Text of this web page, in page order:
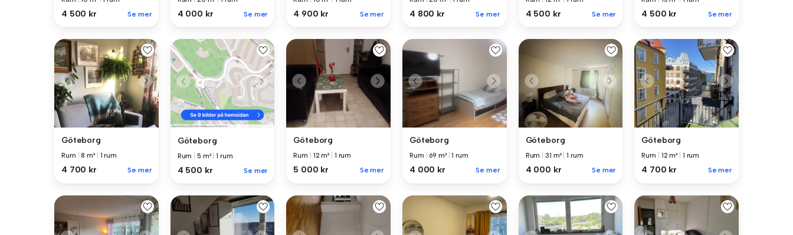
4 500 kr Se mer 4 000 kr Se mer 4 900 kr Se mer 4 800 kr Se mer 4 500 kr Se mer 4 500 kr Se mer
Göteborg
Rum |8 m² 1 rum
4 700 kr Se mer
Göteborg
Rum 5 m² |1 rum
4 500 kr Se mer
Göteborg
Rum 12 m² 1 rum
5 000 kr Se mer
Göteborg
Rum 69 m² |1 rum
4 000 kr Se mer
Göteborg
Rum 31 m² |1 rum
4 000 kr Se mer
Göteborg
Rum 12 m² 1 rum
4 700 kr Se mer